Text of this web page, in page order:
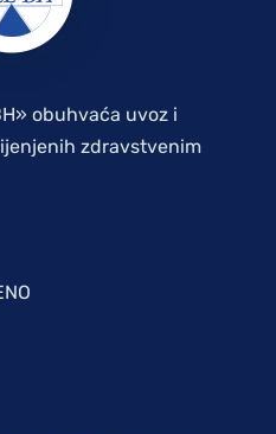
obuhvaća uvoz i
zdravstvenim